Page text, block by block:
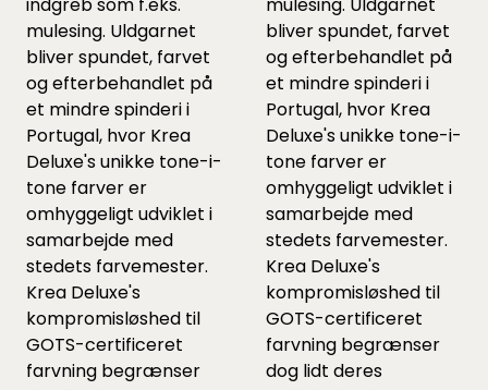
mulesing. Uldgarnet
bliver spundet, farvet
og efterbehandlet på
et mindre spinderi i
Portugal, hvor Krea
Deluxe's unikke tone-i-
tone farver er
omhyggeligt udviklet i
samarbejde med
stedets farvemester.
Krea Deluxe's
kompromisløshed til
GOTS-certificeret
farvning begrænser
bliver spundet, farvet
og efterbehandlet på
et mindre spinderi i
Portugal, hvor Krea
Deluxe's unikke tone-i-
tone farver er
omhyggeligt udviklet i
samarbejde med
stedets farvemester.
Krea Deluxe's
kompromisløshed til
GOTS-certificeret
farvning begrænser
dog lidt deres